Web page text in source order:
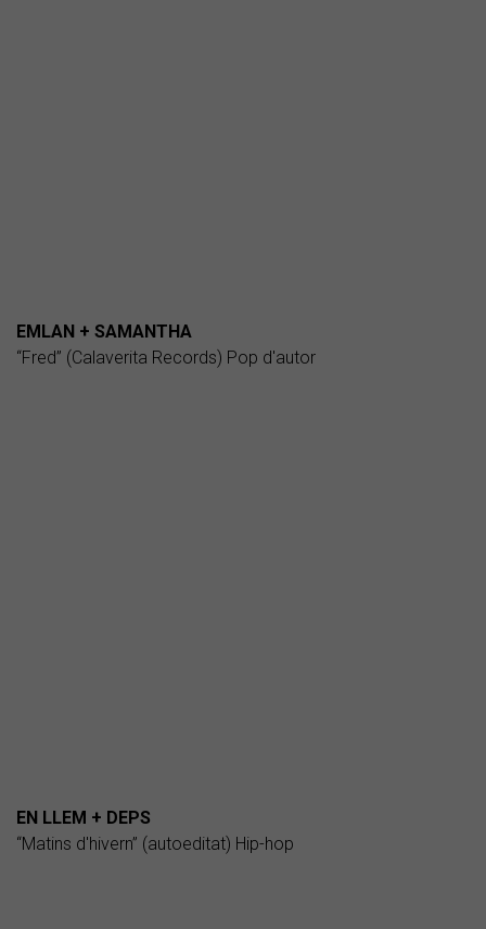
EMLAN + SAMANTHA
“Fred” (Calaverita Records) Pop d'autor
EN LLEM + DEPS
“Matins d'hivern” (autoeditat) Hip-hop